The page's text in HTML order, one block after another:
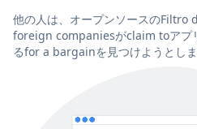
他の人は、オープンソースのFiltro
foreign companiesがclaim toアプ
るfor a bargainを見つけようとしま